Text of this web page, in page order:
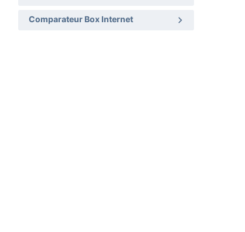
Comparateur Box Internet